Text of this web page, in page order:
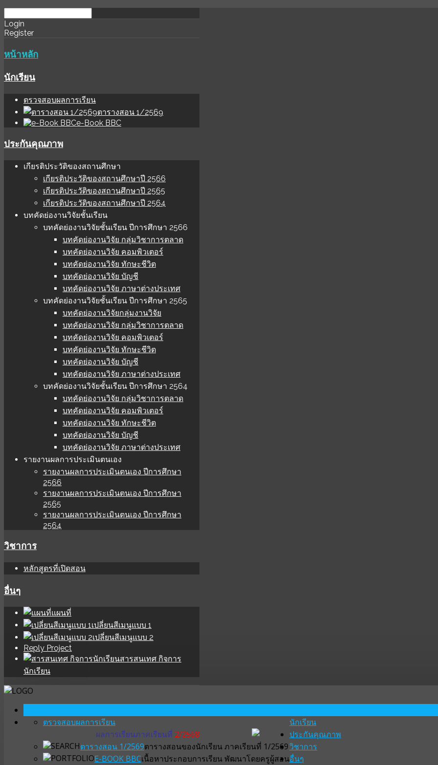
download
software
ihale
sınır
Login
Register
หน้าหลัก
นักเรียน
ตรวจสอบผลการเรียน
ตารางสอน 1/2569
e-Book BBC
ประกันคุณภาพ
เกียรติประวัติของสถานศึกษา
เกียรติประวัติของสถานศึกษาปี 2566
เกียรติประวัติของสถานศึกษาปี 2565
เกียรติประวัติของสถานศึกษาปี 2564
บทคัดย่องานวิจัยชั้นเรียน
บทคัดย่องานวิจัยชั้นเรียน ปีการศึกษา 2566
บทคัดย่องานวิจัย กลุ่มวิชาการตลาด
บทคัดย่องานวิจัย คอมพิวเตอร์
บทคัดย่องานวิจัย ทักษะชีวิต
บทคัดย่องานวิจัย บัญชี
บทคัดย่องานวิจัย ภาษาต่างประเทศ
บทคัดย่องานวิจัยชั้นเรียน ปีการศึกษา 2565
บทคัดย่องานวิจัยกลุ่มงานวิจัย
บทคัดย่องานวิจัย กลุ่มวิชาการตลาด
บทคัดย่องานวิจัย คอมพิวเตอร์
บทคัดย่องานวิจัย ทักษะชีวิต
บทคัดย่องานวิจัย บัญชี
บทคัดย่องานวิจัย ภาษาต่างประเทศ
บทคัดย่องานวิจัยชั้นเรียน ปีการศึกษา 2564
บทคัดย่องานวิจัย กลุ่มวิชาการตลาด
บทคัดย่องานวิจัย คอมพิวเตอร์
บทคัดย่องานวิจัย ทักษะชีวิต
บทคัดย่องานวิจัย บัญชี
บทคัดย่องานวิจัย ภาษาต่างประเทศ
รายงานผลการประเมินตนเอง
รายงานผลการประเมินตนเอง ปีการศึกษา
2566
รายงานผลการประเมินตนเอง ปีการศึกษา
2565
รายงานผลการประเมินตนเอง ปีการศึกษา
2564
วิชาการ
หลักสูตรที่เปิดสอน
อื่นๆ
แผนที่
เปลี่ยนสีเมนูแบบ 1
เปลี่ยนสีเมนูแบบ 2
Reply Project
สารสนเทศ กิจการ
นักเรียน
นักเรียน
ตรวจสอบผลการเรียน
ผลการเรียนภาคเรียนที่ 2/2568
ตารางสอน 1/2569ตารางสอนของนักเรียน ภาคเรียนที่ 1/2569
E-BOOK BBCเนื้อหาประกอบการเรียน พัฒนาโดยครูผู้สอน
ประกันคุณภาพ
วิชาการ
อื่นๆ